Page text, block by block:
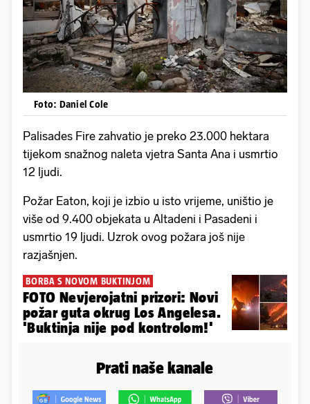
Foto: Daniel Cole
Palisades Fire zahvatio je preko 23.000 hektara
tijekom snažnog naleta vjetra Santa Ana i usmrtio
12 ljudi.
Požar Eaton, koji je izbio u isto vrijeme, uništio je
više od 9.400 objekata u Altadeni i Pasadeni i
usmrtio 19 ljudi. Uzrok ovog požara još nije
razjašnjen.
BORBA S NOVOM BUKTINJOM
FOTO Nevjerojatni prizori: Novi
požar guta okrug Los Angelesa.
'Buktinja nije pod kontrolom!'
Prati naše kanale